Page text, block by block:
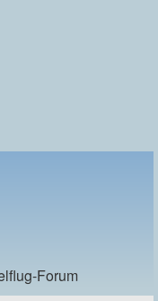
Forum